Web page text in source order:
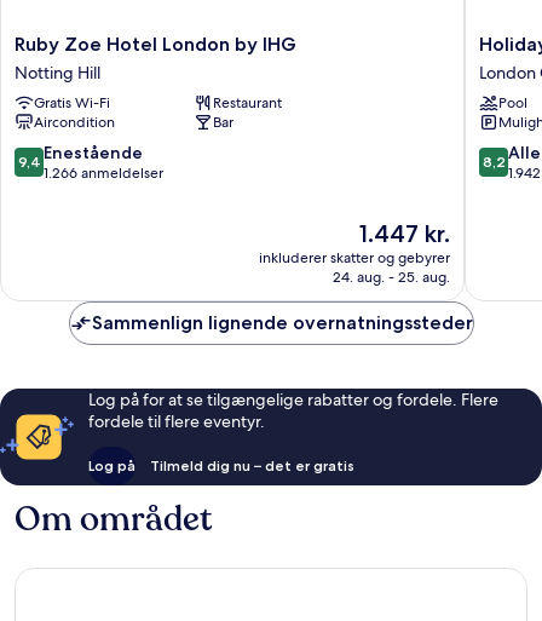
Ruby
Zoe
Hotel
London
by
IHG
Notting
Ruby Zoe Hotel London by IHG
Notting Hill
Gratis Wi-Fi
Restaurant
Aircondition
Bar
9.4
ud
9,4 Enestående
1.266 anmeldelser
Prisen
er
1.447 kr.
1.447 kr.
inkluderer skatter og gebyrer
24. aug. - 25. aug.
Holiday
Inn
London
-
High
St.
London
Pool
8.2
ud
8,2
Sammenlign lignende overnatningssteder
Log på for at se tilgængelige rabatter og fordele. Flere
fordele til flere eventyr.
Log på Tilmeld dig nu – det er gratis
Om området